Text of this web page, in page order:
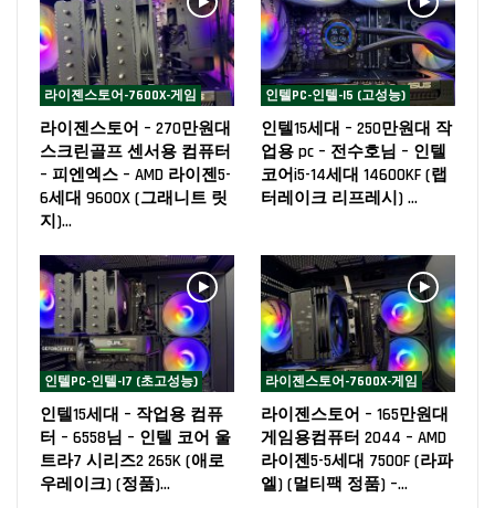
라이젠스토어-7600X-게임
라이젠스토어 – 270만원대
스크린골프 센서용 컴퓨터
– 피엔엑스 – AMD 라이젠5-
6세대 9600X (그래니트 릿
지)…
인텔PC-인텔-I5 (고성능)
인텔15세대 – 250만원대 작
업용 pc – 전수호님 – 인텔
코어i5-14세대 14600KF (랩
터레이크 리프레시) …
인텔PC-인텔-I7 (초고성능)
인텔15세대 – 작업용 컴퓨
터 – 6558님 – 인텔 코어 울
트라7 시리즈2 265K (애로
우레이크) (정품)…
라이젠스토어-7600X-게임
라이젠스토어 – 165만원대
게임용컴퓨터 2044 – AMD
라이젠5-5세대 7500F (라파
엘) (멀티팩 정품) –…